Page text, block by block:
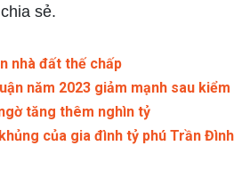
sẻ.
nhà đất thế chấp
năm 2023 giảm mạnh sau kiểm
tăng thêm nghìn tỷ
của gia đình tỷ phú Trần Đình